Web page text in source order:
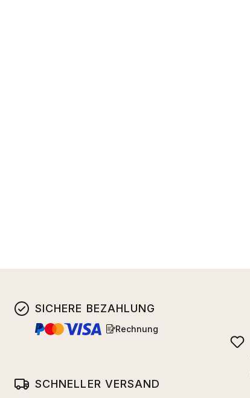
SICHERE BEZAHLUNG
Rechnung
SCHNELLER VERSAND